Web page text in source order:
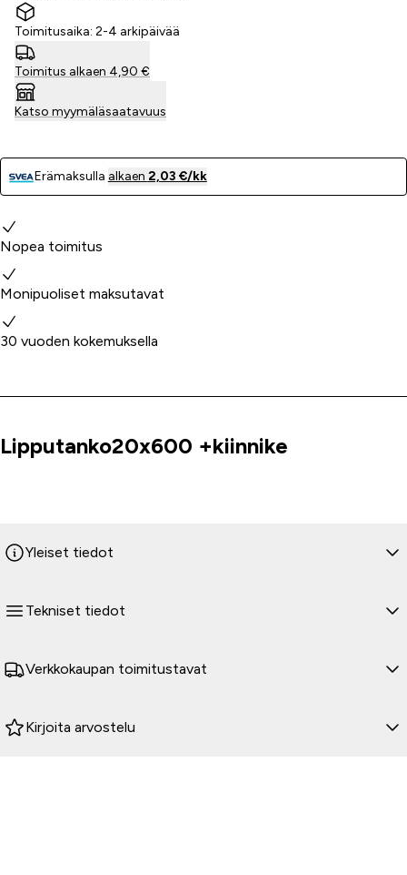
Toimitusaika: 2-4 arkipäivää
Toimitus alkaen 4,90 €
Katso myymäläsaatavuus
Erämaksulla alkaen 2,03 €/kk
Miksi valita meidät?
Nopea toimitus
Monipuoliset maksutavat
30 vuoden kokemuksella
Tuoteinfo
Lipputanko20x600 +kiinnike
Yleiset tiedot
Tekniset tiedot
Verkkokaupan toimitustavat
Kirjoita arvostelu